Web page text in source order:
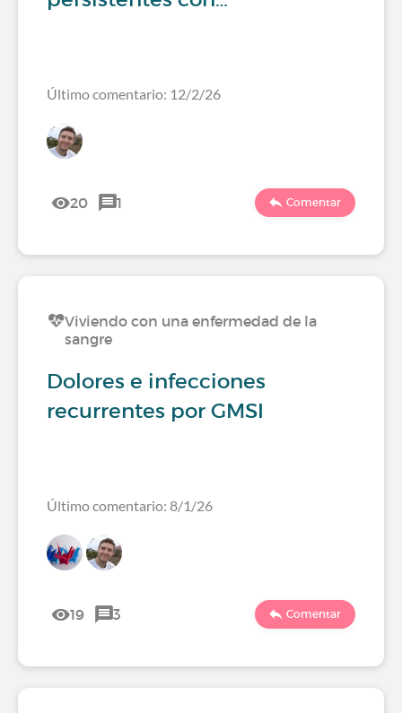
Último comentario: 12/2/26
20 1 Comentar
Viviendo con una enfermedad de la
sangre
Dolores e infecciones
recurrentes por GMSI
Último comentario: 8/1/26
19 3 Comentar